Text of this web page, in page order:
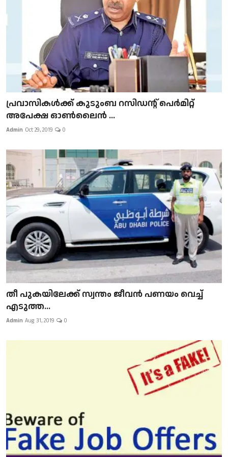
പ്രവാസികള്‍ക്ക് കുടുംബ റസിഡന്റ് പെർമിറ്റ്
അപേക്ഷ ഓൺലൈൻ ...
Admin Oct 29, 2019 0
​​​​​​​തീ പുകയിലേക്ക് സ്വന്തം ജീവന്‍ പണയം വെച്ച്
എടുത്ത...
Admin Aug 31, 2019 0